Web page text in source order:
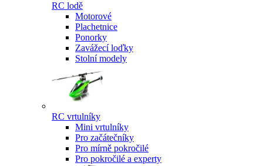
RC lodě
Motorové
Plachetnice
Ponorky
Zavážecí loďky
Stolní modely
RC vrtulníky
Mini vrtulníky
Pro začátečníky
Pro mírně pokročilé
Pro pokročilé a experty